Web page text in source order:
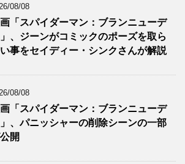
08/08
「スパイダーマン：ブランニューデ
、ジーンがコミックのポーズを取ら
事をセイディー・シンクさんが解説
08/08
「スパイダーマン：ブランニューデ
、パニッシャーの削除シーンの一部
開